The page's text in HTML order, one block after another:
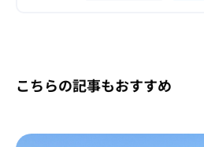
こちらの記事もおすすめ